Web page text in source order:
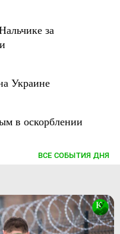
за
Украине
в оскорблении
ВСЕ СОБЫТИЯ ДНЯ